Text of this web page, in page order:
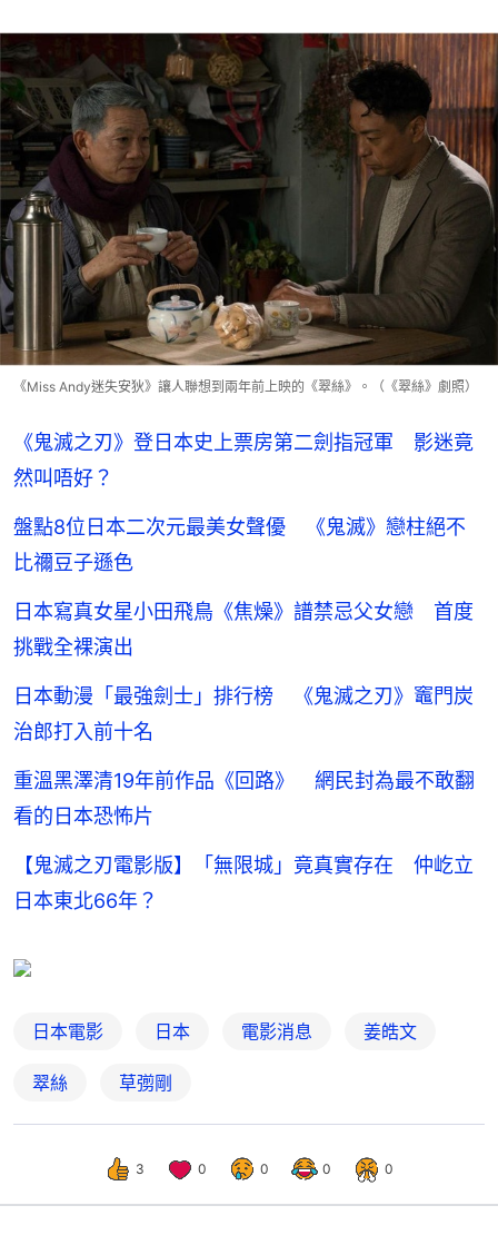
《Miss Andy迷失安狄》讓人聯想到兩年前上映的《翠絲》。（《翠絲》劇照）
《鬼滅之刃》登日本史上票房第二劍指冠軍 影迷竟
然叫唔好？
盤點8位日本二次元最美女聲優 《鬼滅》戀柱絕不
比禰豆子遜色
日本寫真女星小田飛鳥《焦燥》譜禁忌父女戀 首度
挑戰全裸演出
日本動漫「最強劍士」排行榜 《鬼滅之刃》竈門炭
治郎打入前十名
重溫黑澤清19年前作品《回路》 網民封為最不敢翻
看的日本恐怖片
【鬼滅之刃電影版】「無限城」竟真實存在 仲屹立
日本東北66年？
日本電影 日本 電影消息 姜皓文
翠絲 草彅剛
3 0 0 0 0